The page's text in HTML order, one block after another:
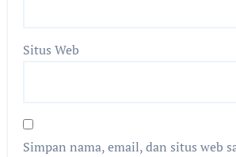
Situs Web
Simpan nama, email, dan situs web